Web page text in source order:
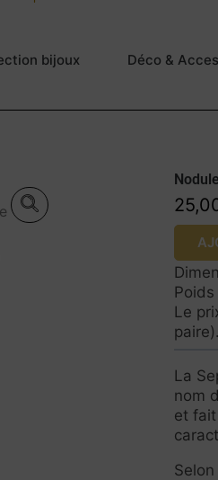
bijoux Déco &
Prix à
Le
paire).
La
nom
et